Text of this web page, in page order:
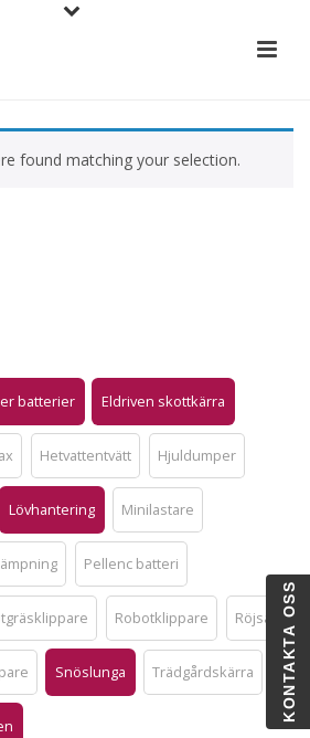
found matching your selection.
batterier Eldriven skottkärra
Hetvattentvätt Hjuldumper
Lövhantering Minilastare
Pellenc batteri
Robotklippare Röjsåg
Snöslunga Trädgårdskärra KONTAKTA OSS